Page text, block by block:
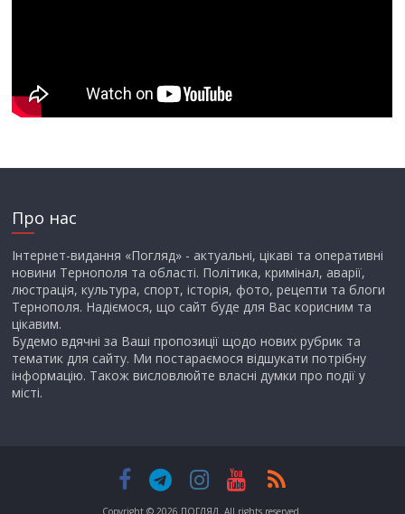
Про нас
Інтернет-видання «Погляд» - актуальні, цікаві та оперативні
новини Тернополя та області. Політика, кримінал, аварії,
люстрація, культура, спорт, історія, фото, рецепти та блоги
Тернополя. Надіємося, що сайт буде для Вас корисним та
цікавим.
Будемо вдячні за Ваші пропозиції щодо нових рубрик та
тематик для сайту. Ми постараємося відшукати потрібну
інформацію. Також висловлюйте власні думки про події у
місті.
Copyright © 2026 ПОГЛЯД . All rights reserved.